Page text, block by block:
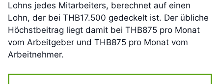
Lohns jedes Mitarbeiters, berechnet auf einen
Lohn, der bei THB17.500 gedeckelt ist. Der übliche
Höchstbeitrag liegt damit bei THB875 pro Monat
vom Arbeitgeber und THB875 pro Monat vom
Arbeitnehmer.